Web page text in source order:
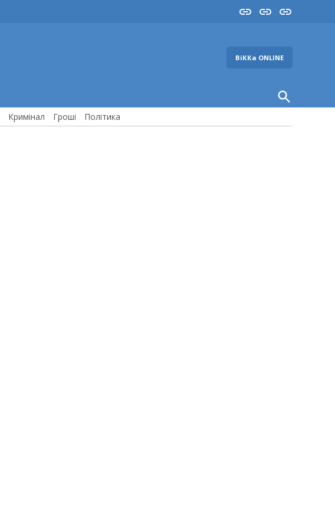
InstaYouTube
FB
ВіККа ONLINE
Open
Search
Кримінал Гроші Політика